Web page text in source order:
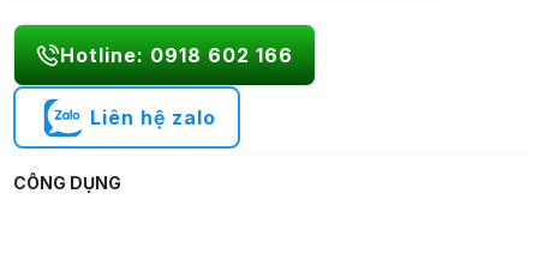
Hotline: 0918 602 166
Liên hệ zalo
CÔNG DỤNG